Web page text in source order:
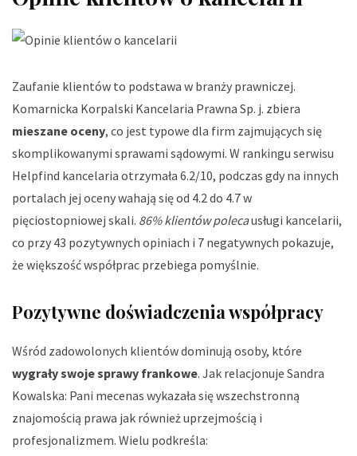
Zaufanie klientów to podstawa w branży prawniczej.
Komarnicka Korpalski Kancelaria Prawna Sp. j. zbiera
mieszane oceny, co jest typowe dla firm zajmujących się
skomplikowanymi sprawami sądowymi. W rankingu serwisu
Helpfind kancelaria otrzymała 6.2/10, podczas gdy na innych
portalach jej oceny wahają się od 4.2 do 4.7 w
pięciostopniowej skali. 86% klientów polecausługi kancelarii,
co przy 43 pozytywnych opiniach i 7 negatywnych pokazuje,
że większość współprac przebiega pomyślnie.
Pozytywne doświadczenia współpracy
Wśród zadowolonych klientów dominują osoby, które
wygrały swoje sprawy frankowe. Jak relacjonuje Sandra
Kowalska: Pani mecenas wykazała się wszechstronną
znajomością prawa jak również uprzejmością i
profesjonalizmem. Wielu podkreśla: